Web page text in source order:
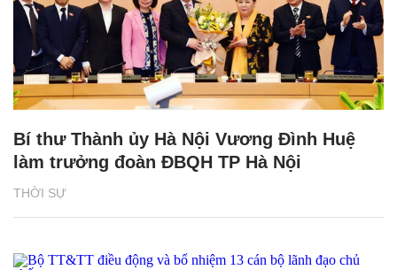
THỜI SỰ
Bí thư Thành ủy Hà Nội Vương Đình Huệ
làm trưởng đoàn ĐBQH TP Hà Nội